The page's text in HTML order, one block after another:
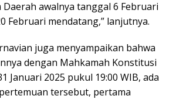
awalnya tanggal 6 Februari
Februari mendatang,” lanjutnya.
juga menyampaikan bahwa
dengan Mahkamah Konstitusi
Januari 2025 pukul 19:00 WIB, ada
tersebut, pertama